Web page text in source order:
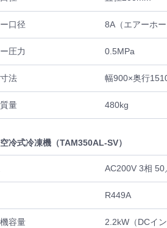
口径 8A（エアーホー
圧力 0.5MPa
法 幅900×奥行
量 480kg
冷式冷凍機（TAM350AL-SV）
AC200V 3相 50
R449A
容量 2.2kW（DCイン